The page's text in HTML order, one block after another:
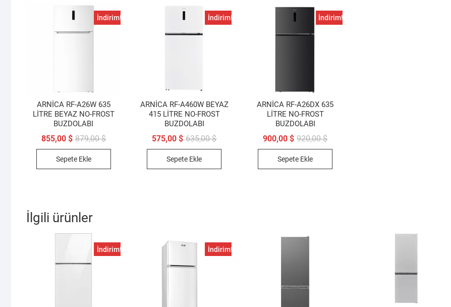
İndirim!
ARNİCA RF-A26W 635
LİTRE BEYAZ NO-FROST
BUZDOLABI
879,00$Orijinal
855,00 $
Şu
Sepete Ekle
İndirim!
ARNİCA RF-A460W BEYAZ
415 LİTRE NO-FROST
BUZDOLABI
635,00$Orijinal
575,00$
Şu
Sepete Ekle
İndirim!
ARNİCA RF-A26DX 635
LİTRE NO-FROST
BUZDOLABI
920,00$Orijinal
900,00$
Şu
Sepete Ekle
İlgili ürünler
İndirim! İndirim!